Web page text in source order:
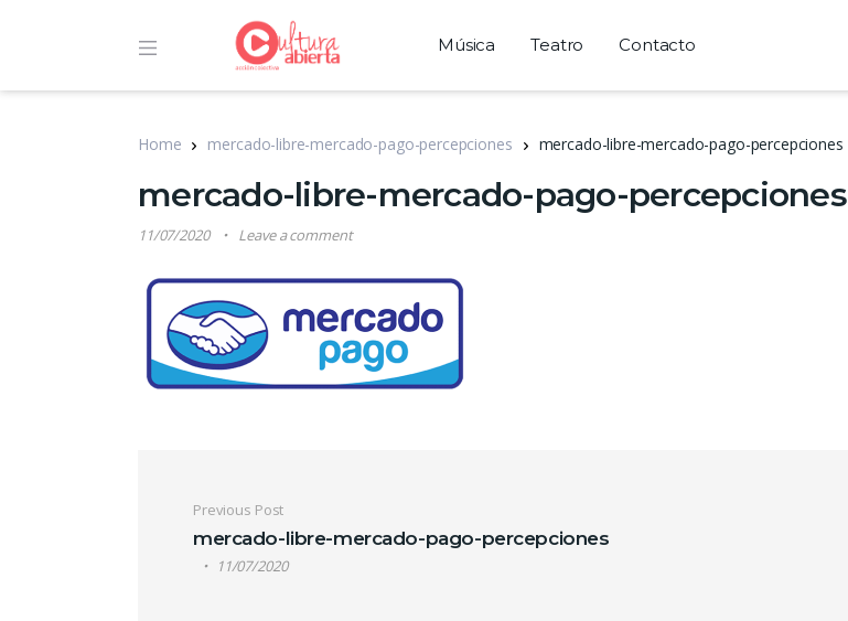
Música Teatro Contacto
Home mercado-libre-mercado-pago-percepciones mercado-libre-mercado-pago-percepciones
mercado-libre-mercado-pago-percepciones
11/07/2020 Leave a comment
Navegación de entradas
Previous Post
mercado-libre-mercado-pago-percepciones
11/07/2020